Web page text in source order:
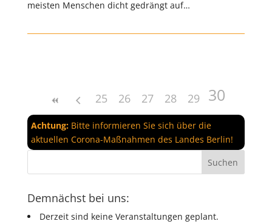
meisten Menschen dicht gedrängt auf…
25 26 27 28 29 30
Achtung:Bitte informieren Sie sich über die
aktuellen Corona-Maßnahmen des Landes Berlin!
Demnächst bei uns:
Derzeit sind keine Veranstaltungen geplant.